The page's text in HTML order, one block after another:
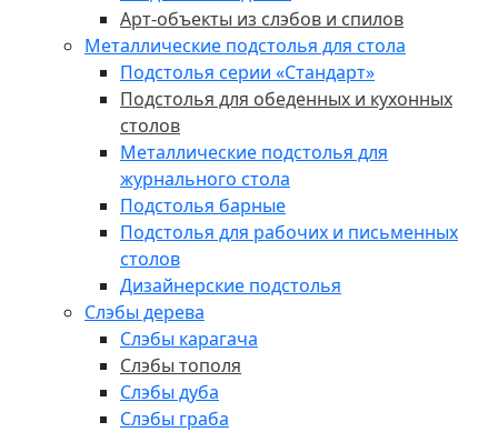
Арт-объекты из слэбов и спилов
Металлические подстолья для стола
Подстолья серии «Стандарт»
Подстолья для обеденных и кухонных
столов
Металлические подстолья для
журнального стола
Подстолья барные
Подстолья для рабочих и письменных
столов
Дизайнерские подстолья
Слэбы дерева
Слэбы карагача
Слэбы тополя
Слэбы дуба
Слэбы граба